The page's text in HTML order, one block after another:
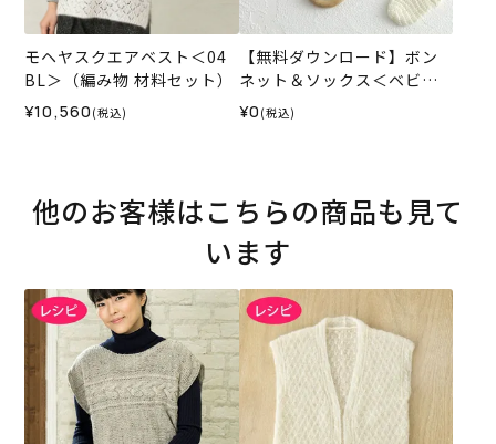
モヘヤスクエアベスト＜04
BL＞（編み物 材料セット）
¥10,560 (税込)
【無料ダウンロード】ボン
ネット＆ソックス＜ベビー
パレット＞（レシピ）
¥0 (税込)
他のお客様はこちらの商品も見て
います